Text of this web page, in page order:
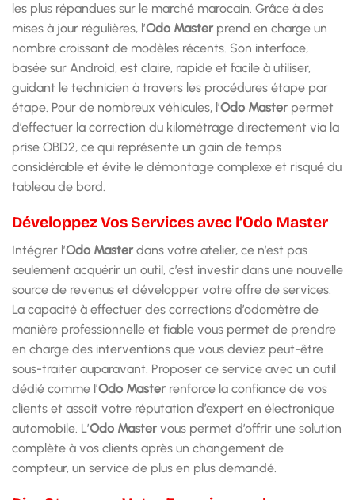
les plus répandues sur le marché marocain. Grâce à des
mises à jour régulières, l’Odo Masterprend en charge un
nombre croissant de modèles récents. Son interface,
basée sur Android, est claire, rapide et facile à utiliser,
guidant le technicien à travers les procédures étape par
étape. Pour de nombreux véhicules, l’Odo Masterpermet
d’effectuer la correction du kilométrage directement via la
prise OBD2, ce qui représente un gain de temps
considérable et évite le démontage complexe et risqué du
tableau de bord.
Développez Vos Services avec l’Odo Master
Intégrer l’Odo Masterdans votre atelier, ce n’est pas
seulement acquérir un outil, c’est investir dans une nouvelle
source de revenus et développer votre offre de services.
La capacité à effectuer des corrections d’odomètre de
manière professionnelle et fiable vous permet de prendre
en charge des interventions que vous deviez peut-être
sous-traiter auparavant. Proposer ce service avec un outil
dédié comme l’Odo Masterrenforce la confiance de vos
clients et assoit votre réputation d’expert en électronique
automobile. L’Odo Mastervous permet d’offrir une solution
complète à vos clients après un changement de
compteur, un service de plus en plus demandé.